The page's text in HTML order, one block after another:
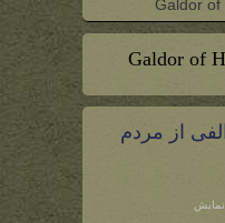
Galdor of
Galdor of
از مردم